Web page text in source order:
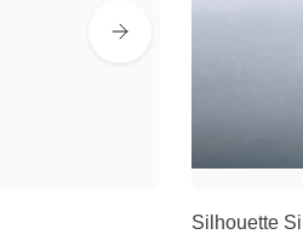
Silhouette